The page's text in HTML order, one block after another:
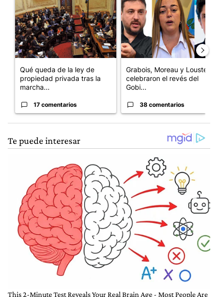
Qué queda de la ley de
propiedad privada tras la
marcha...
17 comentarios
Grabois, Moreau y Lousteau
celebraron el revés del
Gobi...
38 comentarios